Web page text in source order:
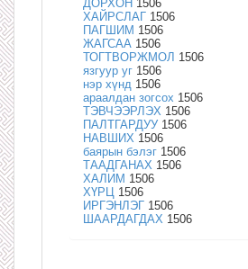
ДОРХОН 1506
ХАЙРСЛАГ 1506
ПАГШИМ 1506
ЖАГСАА 1506
ТОГТВОРЖМОЛ 1506
язгуур уг 1506
нэр хүнд 1506
араалдан зогсох 1506
ТЭВЧЭЭРЛЭХ 1506
ПАЛТГАРДУУ 1506
НАВШИХ 1506
баярын бэлэг 1506
ТААДГАНАХ 1506
ХАЛИМ 1506
ХҮРЦ 1506
ИРГЭНЛЭГ 1506
ШААРДАГДАХ 1506